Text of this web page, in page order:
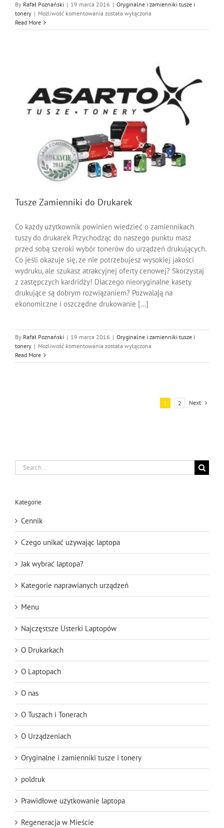
By Rafał Poznański | 19 marca 2016 | Oryginalne i zamienniki tusze i
tonery | Możliwość komentowania Tonery
Drukarek
została wyłączona
Read More
Tusze Zamienniki do Drukarek
Co każdy użytkownik powinien wiedzieć o zamiennikach
tuszy do drukarek Przychodząc do naszego punktu masz
przed sobą szeroki wybór tonerów do urządzeń drukujących.
Co jeśli okazuje się, że nie potrzebujesz wysokiej jakości
wydruku, ale szukasz atrakcyjnej oferty cenowej? Skorzystaj
z zastępczych kardridży! Dlaczego nieoryginalne kasety
drukujące są dobrym rozwiązaniem? Pozwalają na
ekonomiczne i oszczędne drukowanie [...]
By Rafał Poznański | 19 marca 2016 | Oryginalne i zamienniki tusze i
tonery | Możliwość komentowania Tusze
do
została wyłączona
Read More
1 2 Next
Search
for:
Kategorie
Cennik
Czego unikać używając laptopa
Jak wybrać laptopa?
Kategorie naprawianych urządzeń
Menu
Najczęstsze Usterki Laptopów
O Drukarkach
O Laptopach
O nas
O Tuszach i Tonerach
O Urządzeniach
Oryginalne i zamienniki tusze i tonery
poldruk
Prawidłowe użytkowanie laptopa
Regeneracja w Mieście